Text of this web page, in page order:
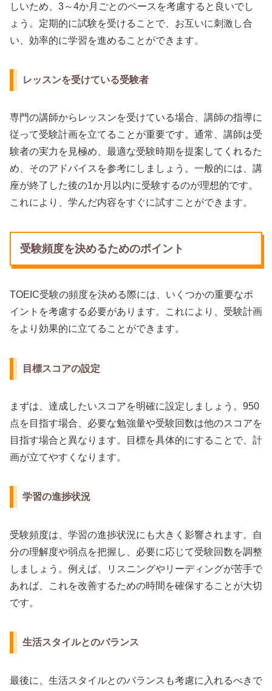
しいため、3～4か月ごとのペースを考慮すると良いでし
ょう。定期的に試験を受けることで、お互いに刺激し合
い、効率的に学習を進めることができます。
レッスンを受けている受験者
専門の講師からレッスンを受けている場合、講師の指導に
従って受験計画を立てることが重要です。通常、講師は受
験者の実力を見極め、最適な受験時期を提案してくれるた
め、そのアドバイスを参考にしましょう。一般的には、講
座が終了した後の1か月以内に受験するのが理想的です。
これにより、学んだ内容をすぐに試すことができます。
受験頻度を決めるためのポイント
TOEIC受験の頻度を決める際には、いくつかの重要なポ
イントを考慮する必要があります。これにより、受験計画
をより効果的に立てることができます。
目標スコアの設定
まずは、達成したいスコアを明確に設定しましょう。950
点を目指す場合、必要な勉強量や受験回数は他のスコアを
目指す場合と異なります。目標を具体的にすることで、計
画が立てやすくなります。
学習の進捗状況
受験頻度は、学習の進捗状況にも大きく影響されます。自
分の理解度や弱点を把握し、必要に応じて受験回数を調整
しましょう。例えば、リスニングやリーディングが苦手で
あれば、これを改善するための時間を確保することが大切
です。
生活スタイルとのバランス
最後に、生活スタイルとのバランスも考慮に入れるべきで